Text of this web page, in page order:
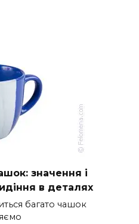
значення і
в деталях
багато чашок